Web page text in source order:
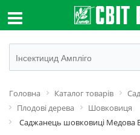
Головна Каталог товарів
Плодові дерева
Шовковиця
Саджанець шовковиці Медова